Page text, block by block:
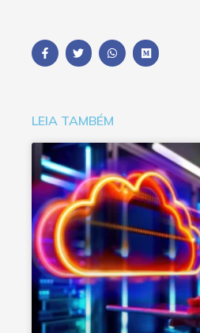
LEIA TAMBÉM